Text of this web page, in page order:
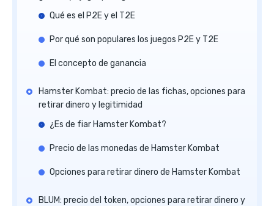
Qué es el P2E y el T2E
Por qué son populares los juegos P2E y T2E
El concepto de ganancia
Hamster Kombat: precio de las fichas, opciones para
retirar dinero y legitimidad
¿Es de fiar Hamster Kombat?
Precio de las monedas de Hamster Kombat
Opciones para retirar dinero de Hamster Kombat
BLUM: precio del token, opciones para retirar dinero y